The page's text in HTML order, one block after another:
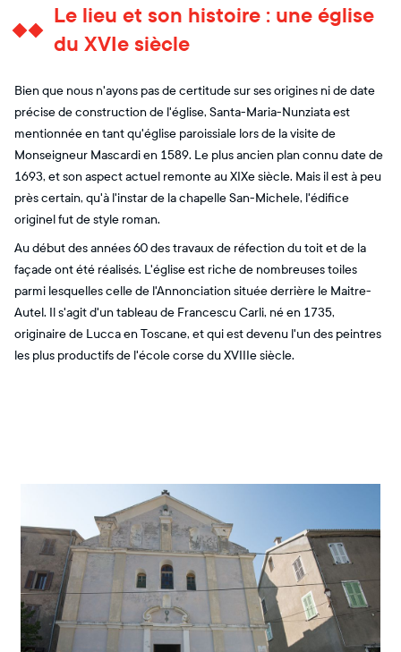
Le lieu et son histoire : une église
du XVIe siècle
Bien que nous n'ayons pas de certitude sur ses origines ni de date
précise de construction de l'église, Santa-Maria-Nunziata est
mentionnée en tant qu'église paroissiale lors de la visite de
Monseigneur Mascardi en 1589. Le plus ancien plan connu date de
1693, et son aspect actuel remonte au XIXe siècle. Mais il est à peu
près certain, qu'à l'instar de la chapelle San-Michele, l'édifice
originel fut de style roman.
Au début des années 60 des travaux de réfection du toit et de la
façade ont été réalisés. L'église est riche de nombreuses toiles
parmi lesquelles celle de l'Annonciation située derrière le Maitre-
Autel. Il s'agit d'un tableau de Francescu Carli, né en 1735,
originaire de Lucca en Toscane, et qui est devenu l'un des peintres
les plus productifs de l'école corse du XVIIIe siècle.